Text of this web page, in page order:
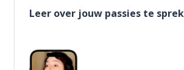
Leer over jouw passies te